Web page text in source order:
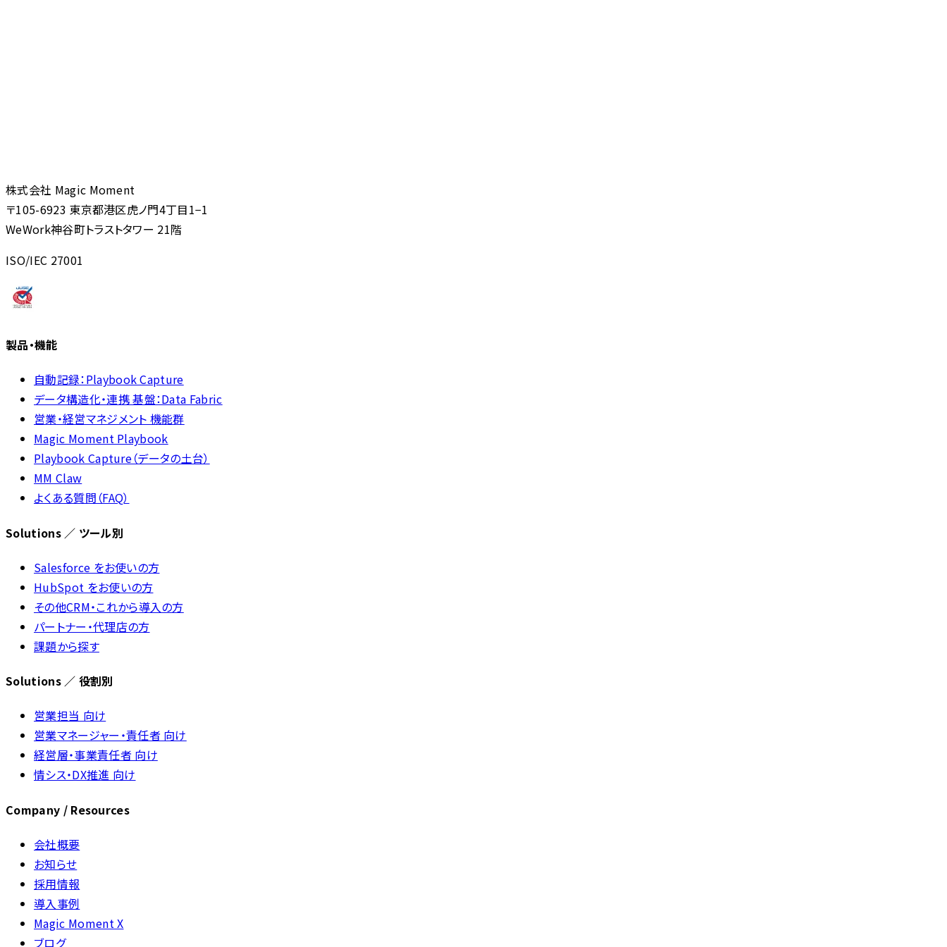
株式会社 Magic Moment
〒105-6923 東京都港区虎ノ門4丁目1−1
WeWork神谷町トラストタワー 21階
ISO/IEC 27001
製品・機能
自動記録：Playbook Capture
データ構造化・連携 基盤：Data Fabric
営業・経営マネジメント 機能群
Magic Moment Playbook
Playbook Capture（データの土台）
MM Claw
よくある質問（FAQ）
Solutions ／ ツール別
Salesforce をお使いの方
HubSpot をお使いの方
その他CRM・これから導入の方
パートナー・代理店の方
課題から探す
Solutions ／ 役割別
営業担当 向け
営業マネージャー・責任者 向け
経営層・事業責任者 向け
情シス・DX推進 向け
Company / Resources
会社概要
お知らせ
採用情報
導入事例
Magic Moment X
ブログ